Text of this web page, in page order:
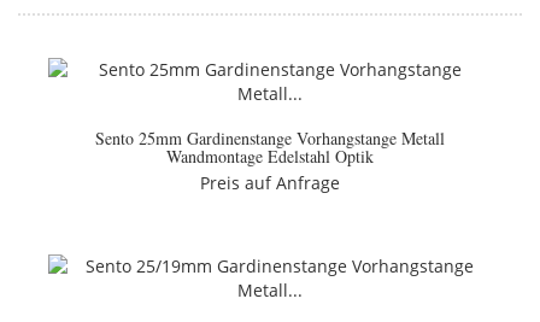
Sento 25mm Gardinenstange Vorhangstange Metall
Wandmontage Edelstahl Optik
Preis auf Anfrage